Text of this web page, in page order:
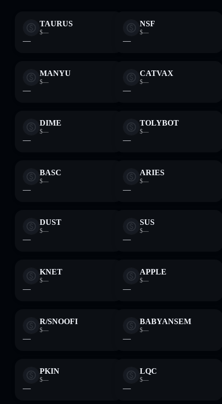
TAURUS
$—
—
NSF
$—
—
MANYU
$—
—
CATVAX
$—
—
DIME
$—
—
TOLYBOT
$—
—
BASC
$—
—
ARIES
$—
—
DUST
$—
—
SUS
$—
—
KNET
$—
—
APPLE
$—
—
R/SNOOFI
$—
—
BABYANSEM
$—
—
PKIN
$—
—
LQC
$—
—